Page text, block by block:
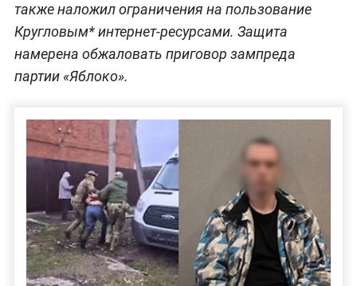
также наложил ограничения на пользование
Кругловым* интернет-ресурсами. Защита
намерена обжаловать приговор зампреда
партии «Яблоко».